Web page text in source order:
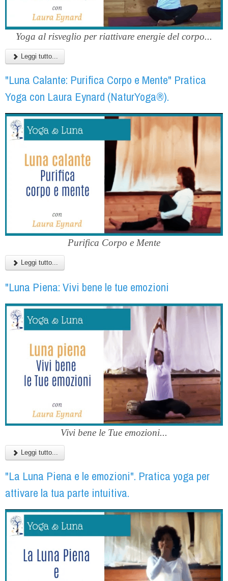
Yoga al risveglio per riattivare energie del corpo...
Leggi tutto...
"Luna Calante: Purifica Corpo e Mente" Pratica
Yoga con Laura Eynard (NaturYoga®).
Purifica Corpo e Mente
Leggi tutto...
"Luna Piena: Vivi bene le tue emozioni
Vivi bene le Tue emozioni...
Leggi tutto...
"La Luna Piena e le emozioni". Pratica yoga per
attivare la tua parte intuitiva.